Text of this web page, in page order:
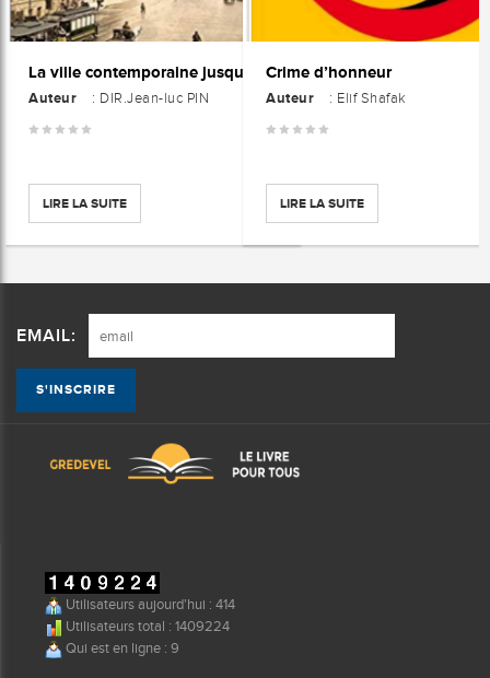
La ville contemporaine jusqu'à la seconde guerre mondiale : Histoire de l'Europe urbaine
Auteur : DIR.Jean-luc PIN
LIRE LA SUITE
Crime d’honneur
Auteur : Elif Shafak
LIRE LA SUITE
EMAIL:
Utilisateurs aujourd'hui : 414
Utilisateurs total : 1409224
Qui est en ligne : 9